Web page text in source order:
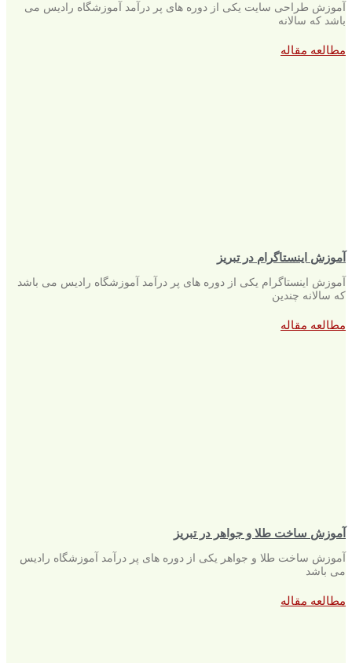
آموزش طراحی سایت یکی از دوره های پر درآمد آموزشگاه رادیس می
باشد که سالانه
مطالعه مقاله
آموزش اینستاگرام در تبریز
آموزش اینستاگرام یکی از دوره های پر درآمد آموزشگاه رادیس می باشد
که سالانه چندین
مطالعه مقاله
آموزش ساخت طلا و جواهر در تبریز
آموزش ساخت طلا و جواهر یکی از دوره های پر درآمد آموزشگاه رادیس
می باشد
مطالعه مقاله